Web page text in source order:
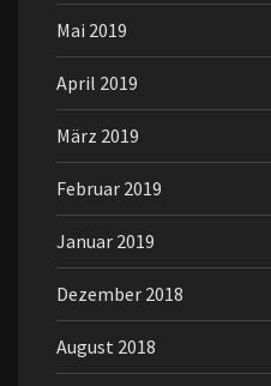
Mai 2019
April 2019
März 2019
Februar 2019
Januar 2019
Dezember 2018
August 2018